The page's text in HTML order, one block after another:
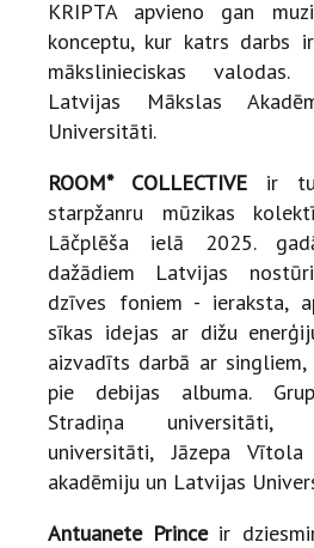
KRIPTA apvieno gan
konceptu, kur katrs darbs
mākslinieciskas
Latvijas Mākslas
Universitāti.
ROOM* COLLECTIVE ir
starpžanru mūzikas
Lāčplēša ielā 2025.
dažādiem Latvijas
dzīves foniem - ieraksta,
sīkas idejas ar dižu
aizvadīts darbā ar
pie debijas albuma.
Stradiņa universitāti,
universitāti, Jāzepa
akadēmiju un Latvijas
Antuanete Princeir